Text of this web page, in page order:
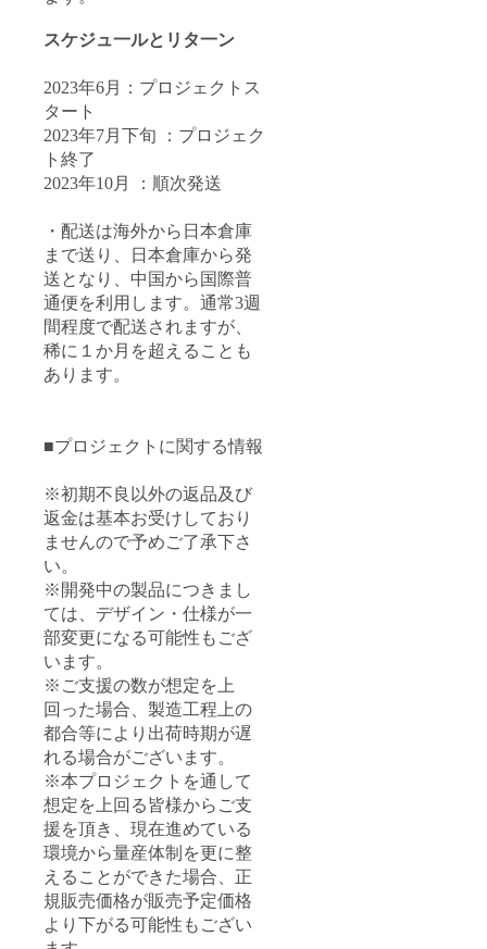
スケジュ一ルとリタ一ン
2023年6月：プロジェクトス
タート
2023年7月下旬 ：プロジェク
ト終了
2023年10月 ：順次発送
・配送は海外から日本倉庫
まで送り、日本倉庫から発
送となり、中国から国際普
通便を利用します。通常3週
間程度で配送されますが、
稀に１か月を超えることも
あります。
■プロジェクトに関する情報
※初期不良以外の返品及び
返金は基本お受けしており
ませんので予めご了承下さ
い。
※開発中の製品につきまし
ては、デザイン・仕様が一
部変更になる可能性もござ
います。
※ご支援の数が想定を上
回った場合、製造工程上の
都合等により出荷時期が遅
れる場合がございます。
※本プロジェクトを通して
想定を上回る皆様からご支
援を頂き、現在進めている
環境から量産体制を更に整
えることができた場合、正
規販売価格が販売予定価格
より下がる可能性もござい